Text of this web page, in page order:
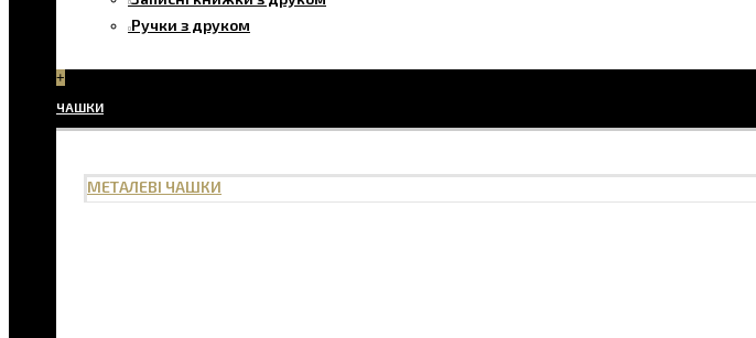
Ручки з друком
+
ЧАШКИ
МЕТАЛЕВІ ЧАШКИ